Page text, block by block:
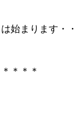
始まります・・
＊＊＊